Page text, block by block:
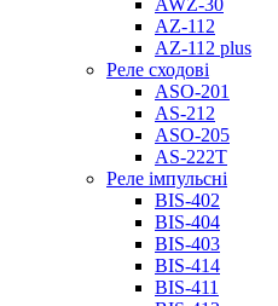
AWZ-30
AZ-112
AZ-112 plus
Реле сходові
ASO-201
AS-212
ASO-205
AS-222T
Реле імпульсні
BIS-402
BIS-404
BIS-403
BIS-414
BIS-411